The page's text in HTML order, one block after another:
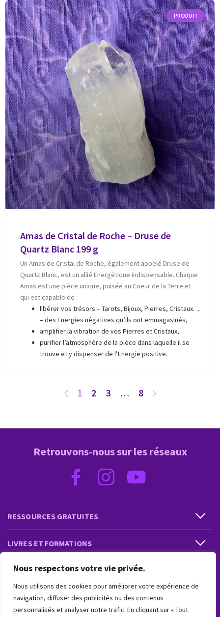
Nous respectons votre vie privée.
Nous utilisons des cookies pour améliorer votre expérience de
navigation, diffuser des publicités ou des contenus
personnalisés et analyser notre trafic. En cliquant sur « Tout
Amas de Cristal de Roche – Druse de
Quartz Blanc 199 g
Un Amas de Cristal de Roche, également appelé Druse de
Quartz Blanc, est un allié Energétique indispensable. Chaque
Amas est une pièce unique, puisée au Coeur de la Terre et
qui est capable de :
libérer vos trésors – Tarots, Bijoux, Pierres, Cristaux…
– des Energies négatives qu’ils ont emmagasinés,
amplifier la vibration de vos Pierres et Cristaux,
purifier l’atmosphère de la pièce dans laquelle il se
trouve et y dispenser de l’Energie positive.
1 2 3 … 8
RESSOURCES GRATUITES
LIVRES ET FORMATIONS
PRESTATIONS ET PRODUITS
VIVRE INTUITIF
Retrouvons-nous sur les réseaux